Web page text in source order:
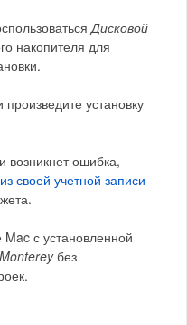
Дисковой
накопителя для
установку
возникнет ошибка,
своей учетной записи
с установленной
без